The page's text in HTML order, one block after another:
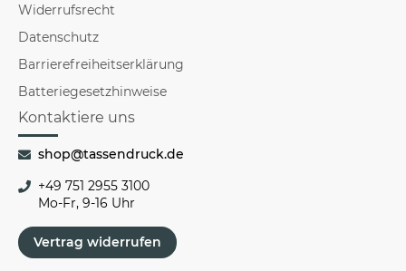
Widerrufsrecht
Datenschutz
Barrierefreiheitserklärung
Batteriegesetzhinweise
Kontaktiere uns
shop@tassendruck.de
+49 751 2955 3100
Mo-Fr, 9-16 Uhr
Vertrag widerrufen